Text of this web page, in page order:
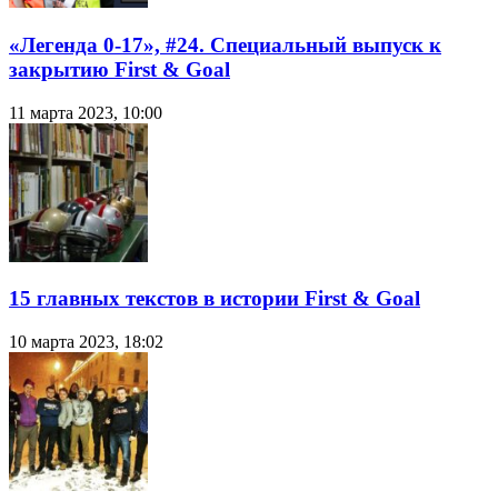
«Легенда 0-17», #24. Специальный выпуск к
закрытию First & Goal
11 марта 2023, 10:00
15 главных текстов в истории First & Goal
10 марта 2023, 18:02